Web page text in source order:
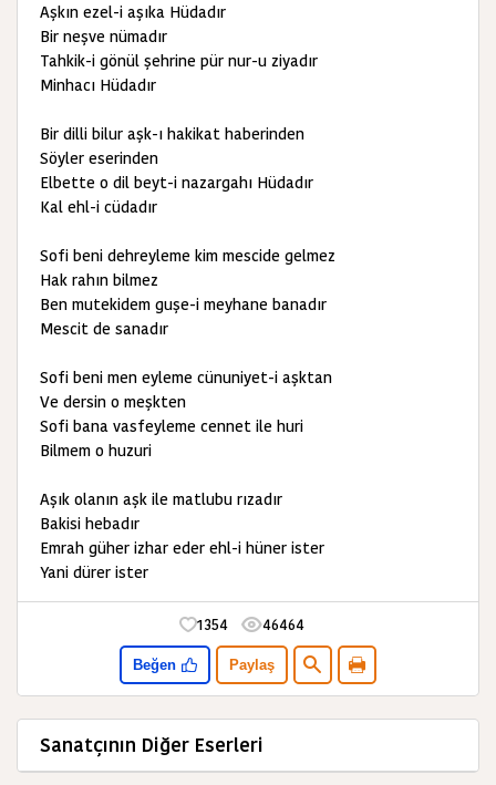
Aşkın ezel-i aşıka Hüdadır
Bir neşve nümadır
Tahkik-i gönül şehrine pür nur-u ziyadır
Minhacı Hüdadır
Bir dilli bilur aşk-ı hakikat haberinden
Söyler eserinden
Elbette o dil beyt-i nazargahı Hüdadır
Kal ehl-i cüdadır
Sofi beni dehreyleme kim mescide gelmez
Hak rahın bilmez
Ben mutekidem guşe-i meyhane banadır
Mescit de sanadır
Sofi beni men eyleme cünuniyet-i aşktan
Ve dersin o meşkten
Sofi bana vasfeyleme cennet ile huri
Bilmem o huzuri
Aşık olanın aşk ile matlubu rızadır
Bakisi hebadır
Emrah güher izhar eder ehl-i hüner ister
Yani dürer ister
1354 46464
Beğen Paylaş
Sanatçının Diğer Eserleri